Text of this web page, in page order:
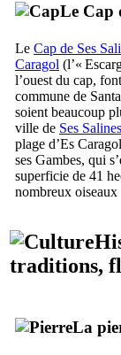
Le Cap
Le Cap de Ses
Caragol (l’«
l’ouest du cap,
commune de
soient beaucoup
ville de Ses Salines
plage d’Es Caragol
ses Gambes, qui
superficie de 41
nombreux oiseaux
traditions,
La